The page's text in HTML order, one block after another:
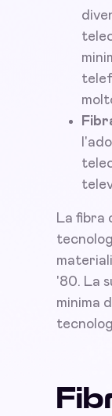
La fibra
'80. La
minima